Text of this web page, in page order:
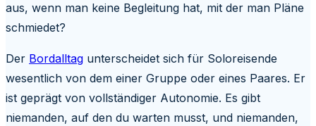
aus, wenn man keine Begleitung hat, mit der man Pläne
schmiedet?
Der Bordalltag unterscheidet sich für Soloreisende
wesentlich von dem einer Gruppe oder eines Paares. Er
ist geprägt von vollständiger Autonomie. Es gibt
niemanden, auf den du warten musst, und niemanden,